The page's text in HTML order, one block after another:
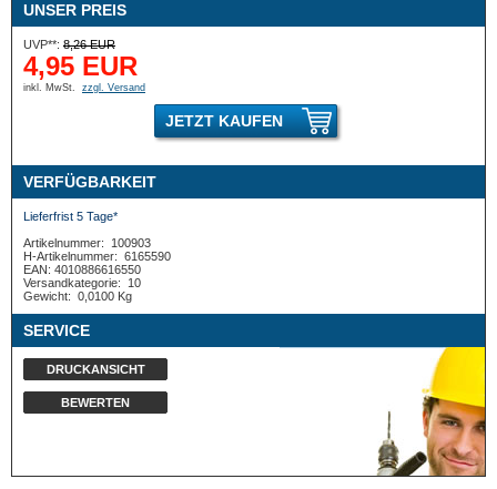
UNSER PREIS
UVP**: 8,26 EUR
4,95 EUR
inkl. MwSt. zzgl. Versand
JETZT KAUFEN
VERFÜGBARKEIT
Lieferfrist 5 Tage*
Artikelnummer:
100903
H-Artikelnummer: 6165590
EAN: 4010886616550
Versandkategorie:
10
Gewicht: 0,0100 Kg
SERVICE
DRUCKANSICHT
BEWERTEN